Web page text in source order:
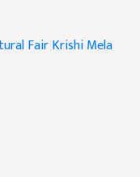
FairKrishi Mela